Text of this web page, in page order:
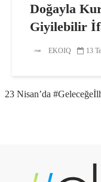
Doğayla
Giyilebilir
EKOIQ 13
23 Nisan’da